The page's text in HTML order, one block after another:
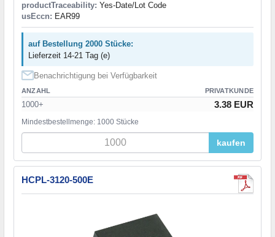
productTraceability: Yes-Date/Lot Code
usEccn: EAR99
auf Bestellung 2000 Stücke:
Lieferzeit 14-21 Tag (e)
Benachrichtigung bei Verfügbarkeit
ANZAHL PRIVATKUNDE
1000+ 3.38 EUR
Mindestbestellmenge: 1000 Stücke
kaufen
HCPL-3120-500E